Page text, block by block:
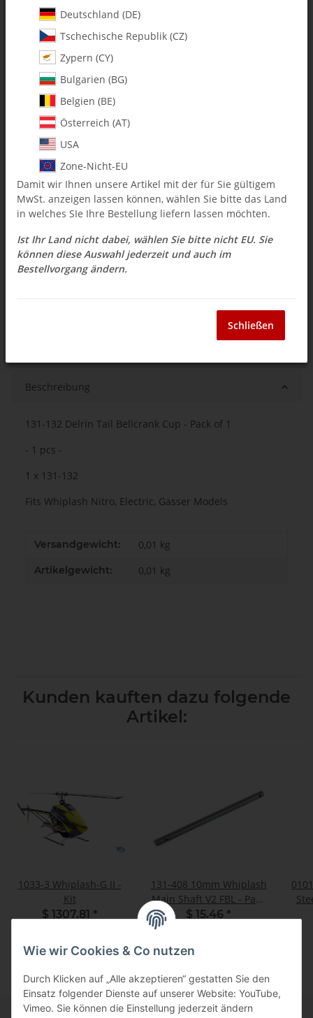
Artikelnummer:
Kategorie:Alle Artikel
131-132 Delrin Tail Bellcrank Cup - Pack of 1
$ 5.94
inkl. 19% USt. , zzgl.
Auswahl Steuerzone / Lieferland
Sofort verfügbar
abweichend)
Frage zum Artikel
Beschreibung
131-132 Delrin Tail Bellcrank Cup - Pack of 1
- 1 pcs -
1 x 131-132
Fits Whiplash Nitro, Electric, Gasser Models
Versandgewicht: 0,01 kg
Artikelgewicht: 0,01 kg
Kunden kauften dazu folgende
Artikel:
1033-3 Whiplash-G II -
Kit
$ 1307.81 *
131-408 10mm Whiplash
Main Shaft V2 FBL - Pack
of 1
$ 15.46 *
Wie wir Cookies & Co nutzen
Durch Klicken auf „Alle akzeptieren“ gestatten Sie den
Einsatz folgender Dienste auf unserer Website: YouTube,
Vimeo. Sie können die Einstellung jederzeit ändern
Deutschland (DE)
Tschechische Republik (CZ)
Zypern (CY)
Bulgarien (BG)
Belgien (BE)
Österreich (AT)
USA
Zone-Nicht-EU
Damit wir Ihnen unsere Artikel mit der für Sie gültigem
MwSt. anzeigen lassen können, wählen Sie bitte das Land
in welches SIe Ihre Bestellung liefern lassen möchten.
Ist Ihr Land nicht dabei, wählen Sie bitte nicht EU. Sie
können diese Auswahl jederzeit und auch im
Bestellvorgang ändern.
Schließen